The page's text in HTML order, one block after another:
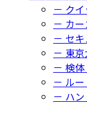
－ ク
－ カー
－ セ
－ 東
－ 検
－ ルー
－ ハ